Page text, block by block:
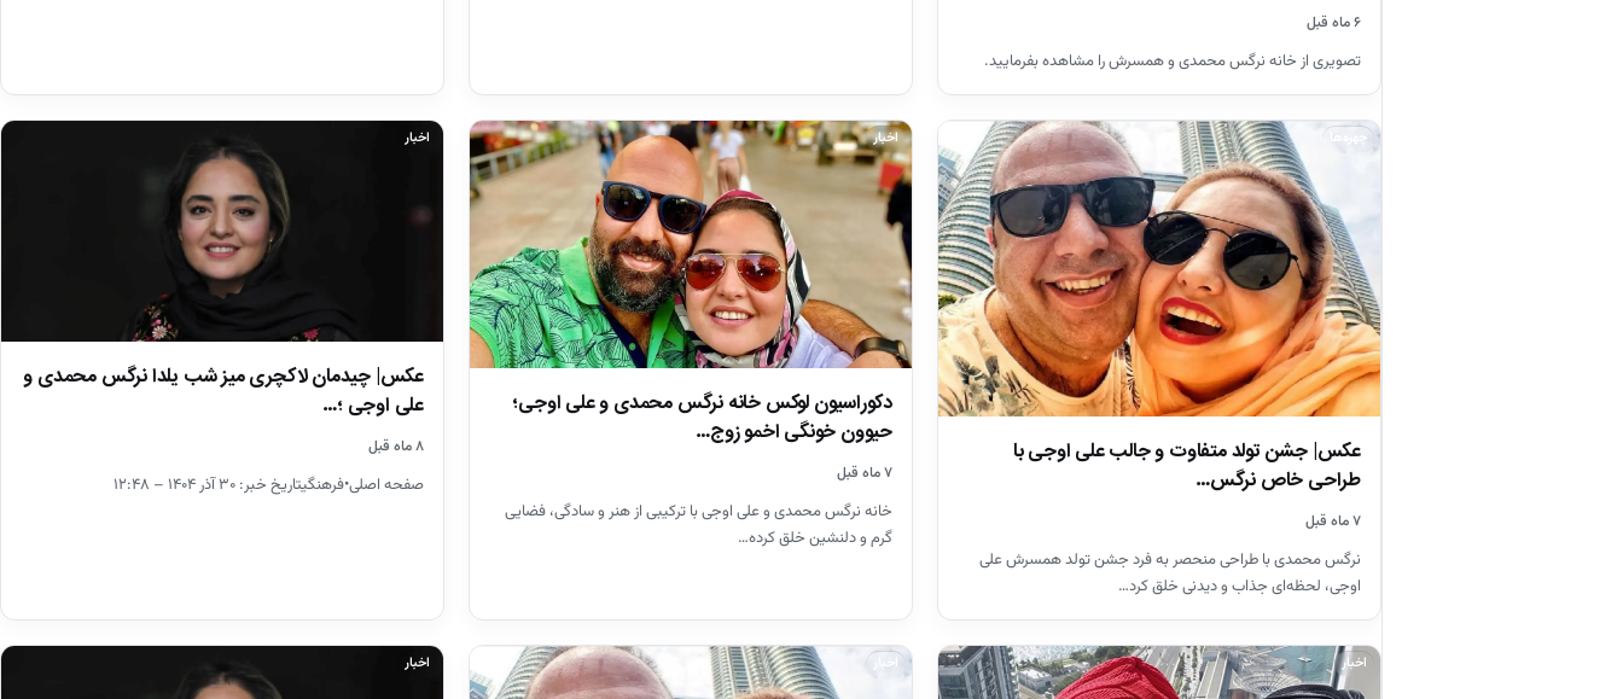
۶ ماه قبل
تصویری از خانه نرگس محمدی و همسرش را مشاهده بفرمایید.
چهره‌ها
عکس| جشن تولد متفاوت و جالب علی اوجی با
طراحی خاص نرگس…
۷ ماه قبل
نرگس محمدی با طراحی منحصر به فرد جشن تولد همسرش علی
اوجی، لحظه‌ای جذاب و دیدنی خلق کرد…
اخبار
دکوراسیون لوکس خانه نرگس محمدی و علی اوجی؛
حیوون خونگی اخمو زوج…
۷ ماه قبل
خانه نرگس محمدی و علی اوجی با ترکیبی از هنر و سادگی، فضایی
گرم و دلنشین خلق کرده…
اخبار
عکس| چیدمان لاکچری میز شب یلدا نرگس محمدی و
علی اوجی ؛…
۸ ماه قبل
صفحه اصلی•فرهنگیتاریخ خبر: ۳۰ آذر ۱۴۰۴ – ۱۲:۴۸
اخبار اخبار اخبار